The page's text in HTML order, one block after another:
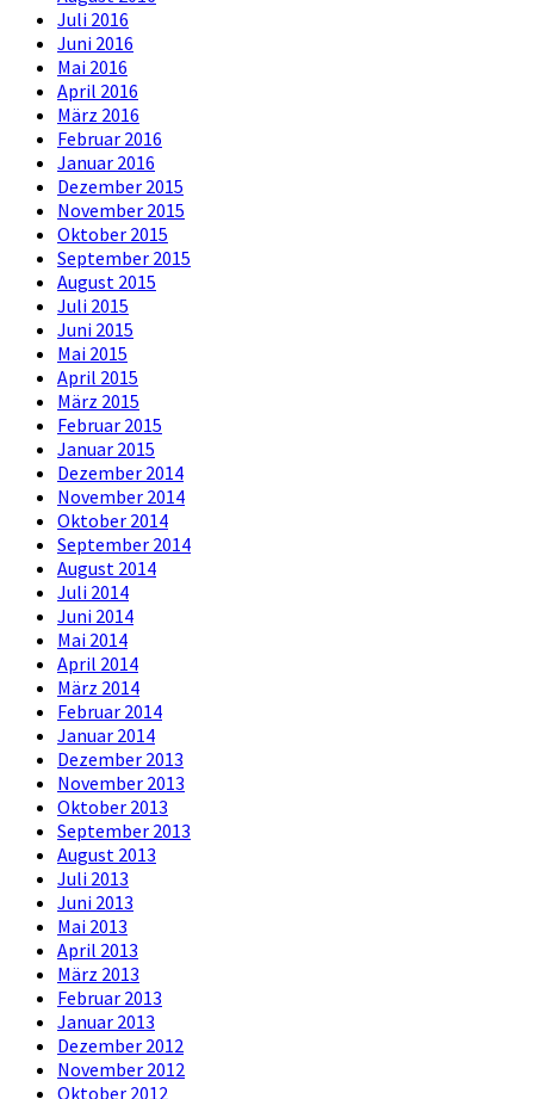
Juli 2016
Juni 2016
Mai 2016
April 2016
März 2016
Februar 2016
Januar 2016
Dezember 2015
November 2015
Oktober 2015
September 2015
August 2015
Juli 2015
Juni 2015
Mai 2015
April 2015
März 2015
Februar 2015
Januar 2015
Dezember 2014
November 2014
Oktober 2014
September 2014
August 2014
Juli 2014
Juni 2014
Mai 2014
April 2014
März 2014
Februar 2014
Januar 2014
Dezember 2013
November 2013
Oktober 2013
September 2013
August 2013
Juli 2013
Juni 2013
Mai 2013
April 2013
März 2013
Februar 2013
Januar 2013
Dezember 2012
November 2012
Oktober 2012